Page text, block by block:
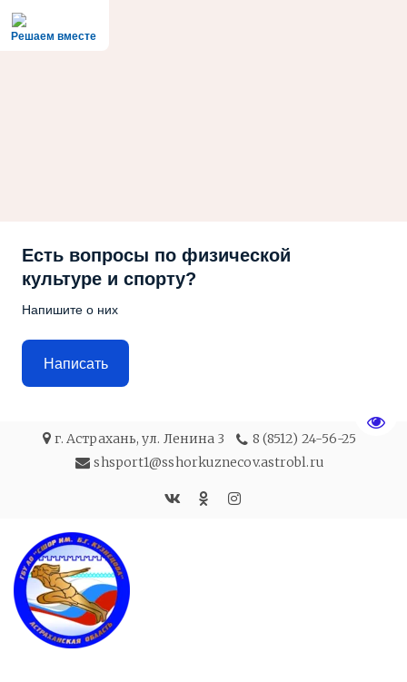
Решаем вместе
Есть вопросы по физической
культуре и спорту?
Напишите о них
Написать
г. Астрахань,ул. Ленина 3
8 (8512) 24-56-25
shsport1@sshorkuznecov.astrobl.ru